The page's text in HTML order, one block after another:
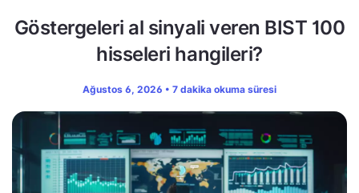
Göstergeleri al sinyali veren BIST 100
hisseleri hangileri?
Ağustos 6, 2026 • 7 dakika okuma süresi